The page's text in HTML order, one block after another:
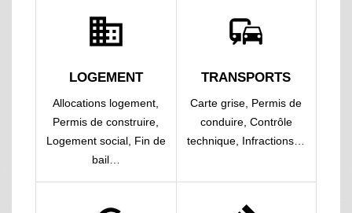
domain
LOGEMENT
Allocations logement,
Permis de construire,
Logement social, Fin de
bail…
commute
TRANSPORTS
Carte grise, Permis de
conduire, Contrôle
technique, Infractions…